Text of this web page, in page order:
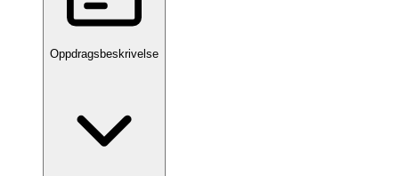
Oppdragsbeskrivelse